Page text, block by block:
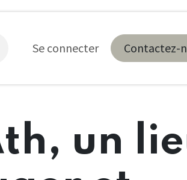
pratiques
Se connecter Contactez-
un